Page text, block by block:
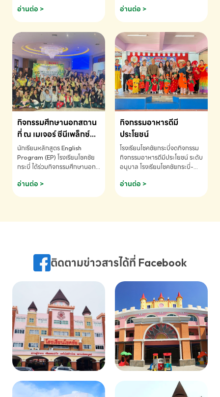
ข้อมูลเพิ่มเติม โทร. 075-691910
อ่านต่อ >
ด.ช.พัทธนันท์ พรหมพันธ์ ชั้น
อนุบาล EP K3 โรงเรียนโชคชัย
แข่งขันคณิตศาสตร์และคณิตคิด
เร็วนานาชาติ ครั้งที่ 46 ประจำปี
2569 ณ ประเทศสิงคโปร์
INTERNATIONAL
MATHEMATICS AND
MENTAL ARITHMETIC
COMPETITION 2026 - ถ้วย
รางวัลรองชนะเลิศอันดับที่ 2
Mental Arithmetic
Competition K2 - ถ้วยรางวัล
รองชนะเลิศอันดับที่ 2 Mental
K2(Grop) โรงเรียนโชคชัยกระบี่-
สอบถามข้อมูลเพิ่มเติม โทร.
075-691910
อ่านต่อ >
กิจกรรมศึกษานอกสถาน
ที่ ณ เมเจอร์ ซีนีเพล็กซ์
ระดับประถมศึกษา (EP.1-
6)
นักเรียนหลักสูตร English
Program (EP) โรงเรียนโชคชัย
กระบี่ ได้ร่วมกิจกรรมศึกษานอก
ชมภาพยนตร์ Toy Story 5
(Soundtrack)เพื่อเสริมทักษะ
ภาษา ผ่านประสบการณ์การเรียนรู้
075-691910
อ่านต่อ >
กิจกรรมอาหารดีมี
ประโยชน์
โรงเรียนโชคชัยกระบี่จดกิจกรรม
กิจกรรมอาหารดีมีประโยชน์ ระดับ
อนุบาล โรงเรียนโชคชัยกระบี่-
075-691910
อ่านต่อ >
ติดตามข่าวสารได้ที่ Facebook